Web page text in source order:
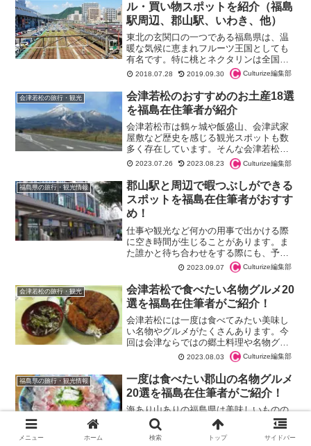
ル・買い物スポットを紹介（福島
駅周辺、郡山駅、いわき、他）
東北の玄関口の一つである福島県は、温
暖な気候に恵まれフルーツ王国としても
有名です。特に桃とネクタリンは全国の
出荷量でも２...
2018.07.28 2019.09.30 Culturize編集部
会津若松の旅行・観光
会津若松のおすすめのお土産18選
を福島在住筆者が紹介
会津若松市は鶴ヶ城や飯盛山、会津武家
屋敷など歴史を感じる観光スポットも数
多く存在しています。そんな会津若松市
を観光する際にぜひ購入してみたいおす
すめのお土産をご紹介します。お菓子や
スイーツのお土産とそれ以外の食べ物の
お土産、民芸品や伝統工芸品のお土産と
いう3つのカテゴリーに分けて解説しま
す。
2023.07.26 2023.08.23 Culturize編集部
福島県の旅行・観光情報
郡山駅と周辺で暇つぶしができる
スポットを福島在住筆者がおすす
め！
仕事や観光など何かの用事で出かける際
に空き時間が生じることがあります。ま
た誰かと待ち合わせをする際にも、予定
よりも早めに...2023.09.07 Culturize編集部
会津若松の旅行・観光
会津若松で食べたい名物グルメ20
選を福島在住筆者がご紹介！
会津若松には一度は食べてみたい美味し
い名物やグルメがたくさんあります。今
回は会津ならではの郷土料理や名物グル
メ、一度は立ち寄って食べてみたいおす
すめのお店の絶品グルメをたっぷりとご
紹介します。会津若松市を訪れる際に本
記事の情報をご活用いただければ幸いで
す。
2023.08.03 Culturize編集部
福島県の旅行・観光情報
一度は食べたい郡山の名物グルメ
20選を福島在住筆者がご紹介！
海あり山ありの福島県は美味しいものの
宝庫です。中通り地方に属する郡山には
地元ならではの食材やそれを使った料
理、銘菓やスイーツなどたくさんの美味
メニュー ホーム 検索 トップ サイドバー